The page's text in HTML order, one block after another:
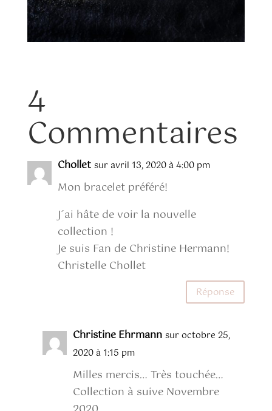
4
Commentaires
Chollet sur avril 13, 2020 à 4:00 pm
Mon bracelet préféré!
J´ai hâte de voir la nouvelle
collection !
Je suis Fan de Christine Hermann!
Christelle Chollet
Réponse
Christine Ehrmann sur octobre 25,
2020 à 1:15 pm
Milles mercis… Très touchée…
Collection à suive Novembre